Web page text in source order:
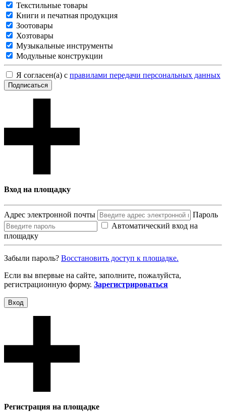
Текстильные товары
Книги и печатная продукция
Зоотовары
Хозтовары
Музыкальные инструменты
Модульные конструкции
Я согласен(а) с правилами передачи персональных данных
Подписаться
Вход на площадку
Адрес электронной почты
Пароль
Автоматический вход на
площадку
Забыли пароль? Восcтановить доступ к площадке.
Если вы впервые на сайте, заполните, пожалуйста,
регистрационную форму. Зарегистрироваться
Вход
Регистрация на площадке